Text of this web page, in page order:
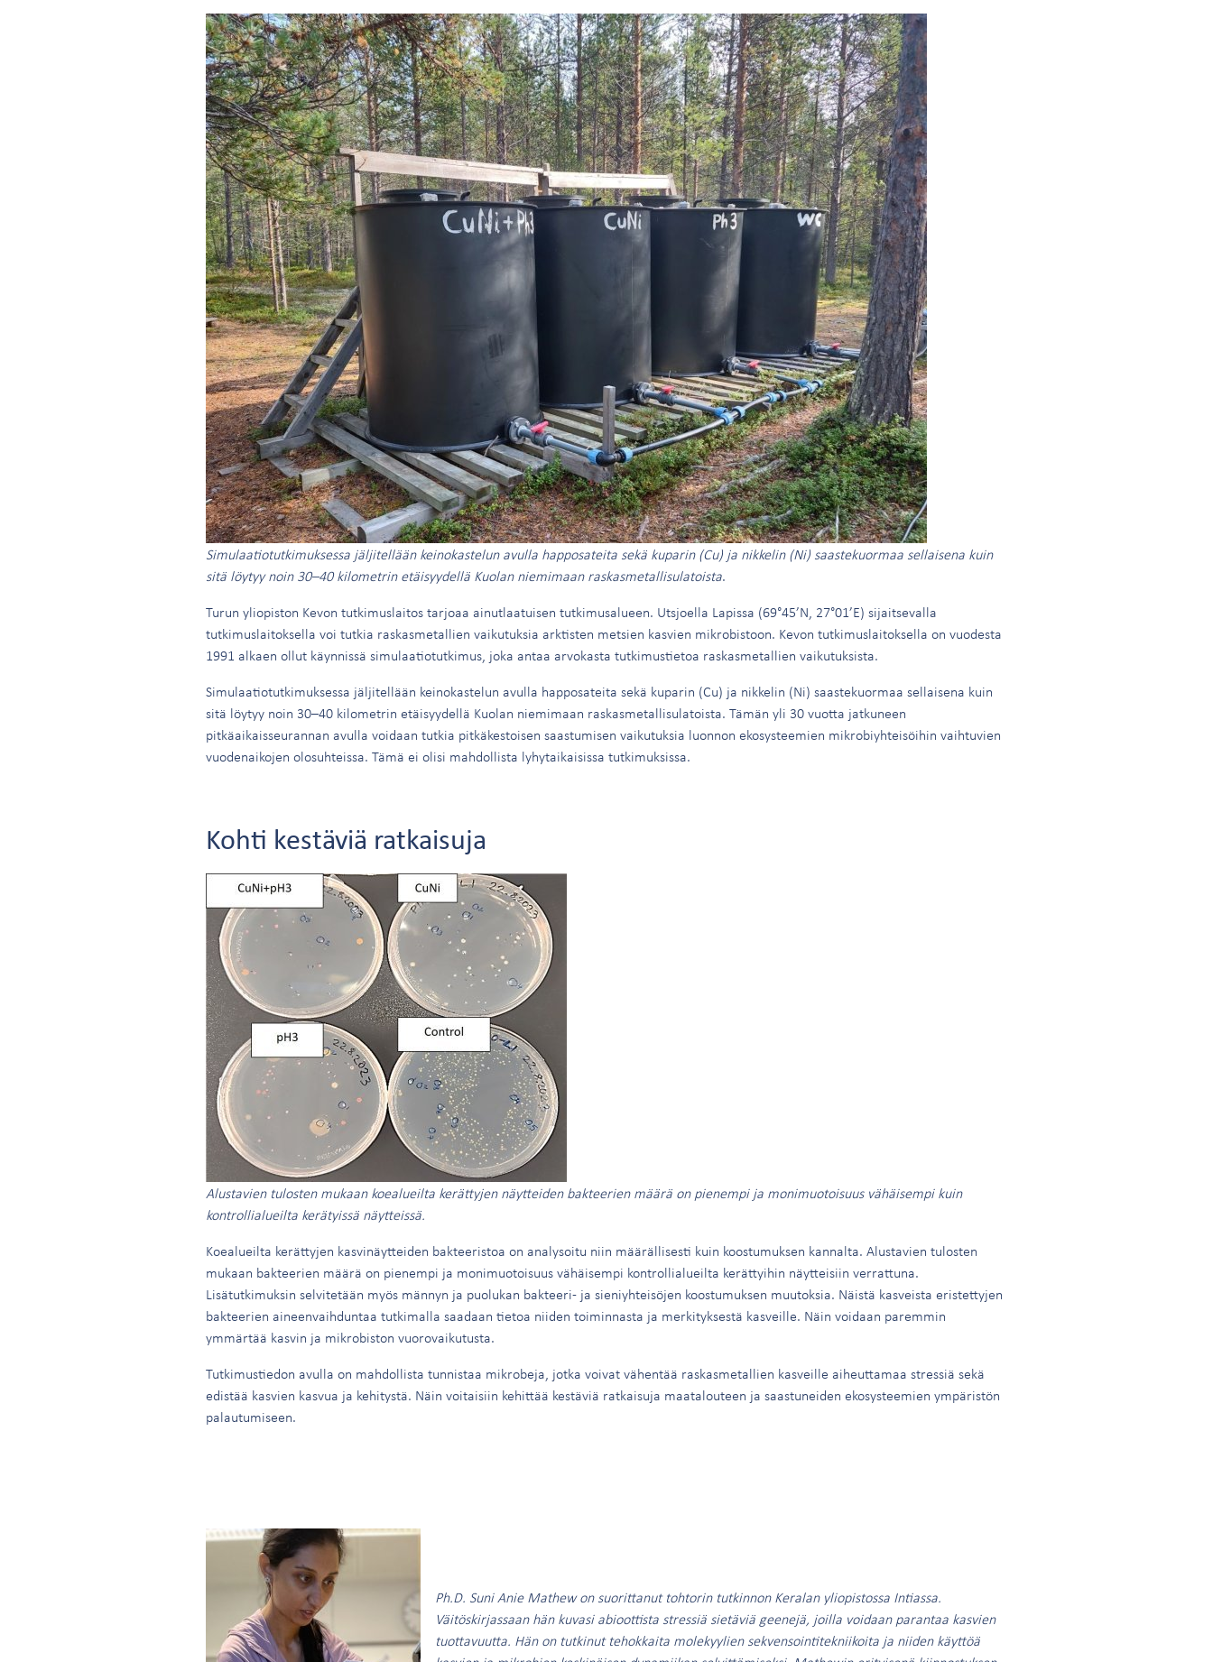
Simulaatiotutkimuksessa jäljitellään keinokastelun avulla happosateita sekä kuparin (Cu) ja nikkelin (Ni) saastekuormaa sellaisena kuin
sitä löytyy noin 30–40 kilometrin etäisyydellä Kuolan niemimaan raskasmetallisulatoista.
Turun yliopiston Kevon tutkimuslaitos tarjoaa ainutlaatuisen tutkimusalueen. Utsjoella Lapissa (69°45’N, 27°01’E) sijaitsevalla
tutkimuslaitoksella voi tutkia raskasmetallien vaikutuksia arktisten metsien kasvien mikrobistoon. Kevon tutkimuslaitoksella on vuodesta
1991 alkaen ollut käynnissä simulaatiotutkimus, joka antaa arvokasta tutkimustietoa raskasmetallien vaikutuksista.
Simulaatiotutkimuksessa jäljitellään keinokastelun avulla happosateita sekä kuparin (Cu) ja nikkelin (Ni) saastekuormaa sellaisena kuin
sitä löytyy noin 30–40 kilometrin etäisyydellä Kuolan niemimaan raskasmetallisulatoista. Tämän yli 30 vuotta jatkuneen
pitkäaikaisseurannan avulla voidaan tutkia pitkäkestoisen saastumisen vaikutuksia luonnon ekosysteemien mikrobiyhteisöihin vaihtuvien
vuodenaikojen olosuhteissa. Tämä ei olisi mahdollista lyhytaikaisissa tutkimuksissa.
Kohti kestäviä ratkaisuja
Alustavien tulosten mukaan koealueilta kerättyjen näytteiden bakteerien määrä on pienempi ja monimuotoisuus vähäisempi kuin
kontrollialueilta kerätyissä näytteissä.
Koealueilta kerättyjen kasvinäytteiden bakteeristoa on analysoitu niin määrällisesti kuin koostumuksen kannalta. Alustavien tulosten
mukaan bakteerien määrä on pienempi ja monimuotoisuus vähäisempi kontrollialueilta kerättyihin näytteisiin verrattuna.
Lisätutkimuksin selvitetään myös männyn ja puolukan bakteeri- ja sieniyhteisöjen koostumuksen muutoksia. Näistä kasveista eristettyjen
bakteerien aineenvaihduntaa tutkimalla saadaan tietoa niiden toiminnasta ja merkityksestä kasveille. Näin voidaan paremmin
ymmärtää kasvin ja mikrobiston vuorovaikutusta.
Tutkimustiedon avulla on mahdollista tunnistaa mikrobeja, jotka voivat vähentää raskasmetallien kasveille aiheuttamaa stressiä sekä
edistää kasvien kasvua ja kehitystä. Näin voitaisiin kehittää kestäviä ratkaisuja maatalouteen ja saastuneiden ekosysteemien ympäristön
palautumiseen.
Ph.D. Suni Anie Mathew on suorittanut tohtorin tutkinnon Keralan yliopistossa Intiassa.
Väitöskirjassaan hän kuvasi abioottista stressiä sietäviä geenejä, joilla voidaan parantaa kasvien
tuottavuutta. Hän on tutkinut tehokkaita molekyylien sekvensointitekniikoita ja niiden käyttöä